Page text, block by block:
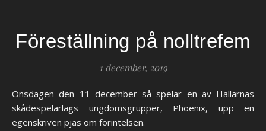
Föreställning på nolltrefem
1 december, 2019
Onsdagen den 11 december så spelar en av Hallarnas
skådespelarlags ungdomsgrupper, Phoenix, upp en
egenskriven pjäs om förintelsen.